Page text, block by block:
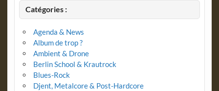
Catégories :
Agenda & News
Album de trop ?
Ambient & Drone
Berlin School & Krautrock
Blues-Rock
Djent, Metalcore & Post-Hardcore